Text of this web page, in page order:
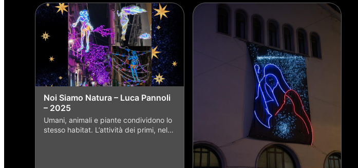
Noi Siamo Natura – Luca Pannoli
– 2025
Umani, animali e piante condividono lo
stesso habitat. L’attività dei primi, nel…